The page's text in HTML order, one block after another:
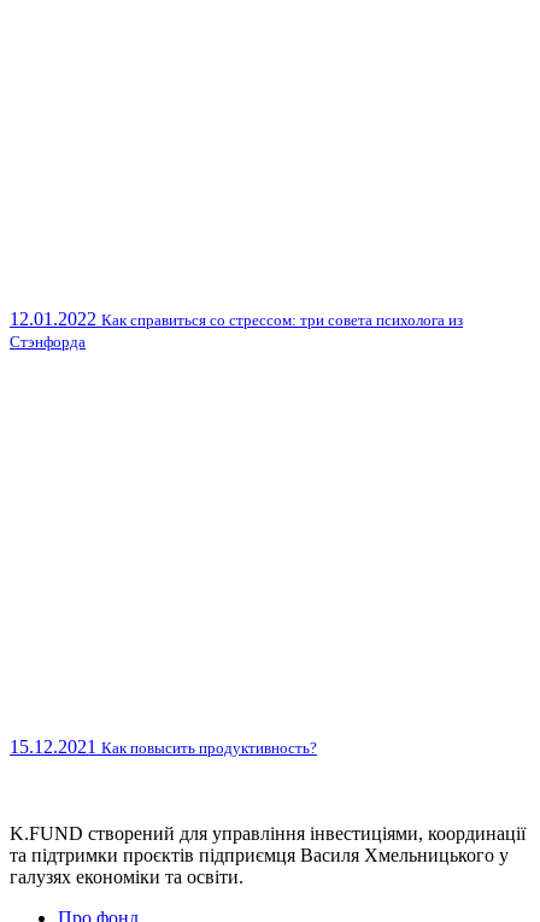
12.01.2022 Как справиться со стрессом: три совета психолога из
Стэнфорда
15.12.2021 Как повысить продуктивность?
K.FUND створений для управління інвестиціями, координації
та підтримки проєктів підприємця Василя Хмельницького у
галузях економіки та освіти.
Про фонд